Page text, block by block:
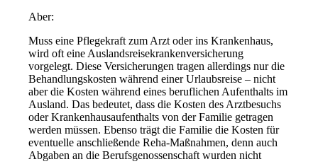
Aber:
Muss eine Pflegekraft zum Arzt oder ins Krankenhaus,
wird oft eine Auslandsreisekrankenversicherung
vorgelegt. Diese Versicherungen tragen allerdings nur die
Behandlungskosten während einer Urlaubsreise – nicht
aber die Kosten während eines beruflichen Aufenthalts im
Ausland. Das bedeutet, dass die Kosten des Arztbesuchs
oder Krankenhausaufenthalts von der Familie getragen
werden müssen. Ebenso trägt die Familie die Kosten für
eventuelle anschließende Reha-Maßnahmen, denn auch
Abgaben an die Berufsgenossenschaft wurden nicht